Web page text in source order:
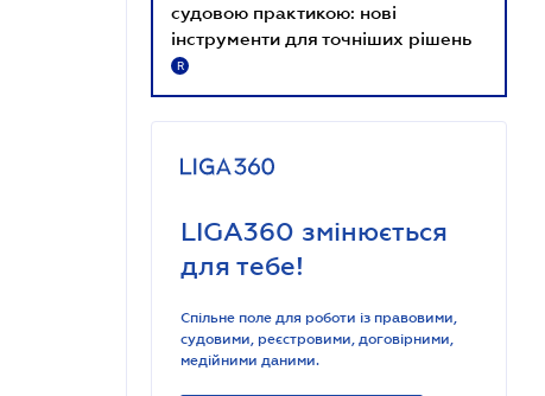
судовою практикою: нові
інструменти для точніших рішень
R
LIGA360 змінюється
для тебе!
Спільне поле для роботи із правовими,
судовими, реєстровими, договірними,
медійними даними.